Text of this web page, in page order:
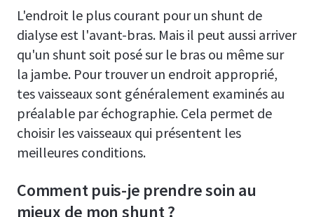
L'endroit le plus courant pour un shunt de
dialyse est l'avant-bras. Mais il peut aussi arriver
qu'un shunt soit posé sur le bras ou même sur
la jambe. Pour trouver un endroit approprié,
tes vaisseaux sont généralement examinés au
préalable par échographie. Cela permet de
choisir les vaisseaux qui présentent les
meilleures conditions.
Comment puis-je prendre soin au
mieux de mon shunt ?